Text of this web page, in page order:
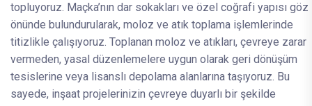
topluyoruz. Maçka’nın dar sokakları ve özel coğrafi yapısı göz
önünde bulundurularak, moloz ve atık toplama işlemlerinde
titizlikle çalışıyoruz. Toplanan moloz ve atıkları, çevreye zarar
vermeden, yasal düzenlemelere uygun olarak geri dönüşüm
tesislerine veya lisanslı depolama alanlarına taşıyoruz. Bu
sayede, inşaat projelerinizin çevreye duyarlı bir şekilde